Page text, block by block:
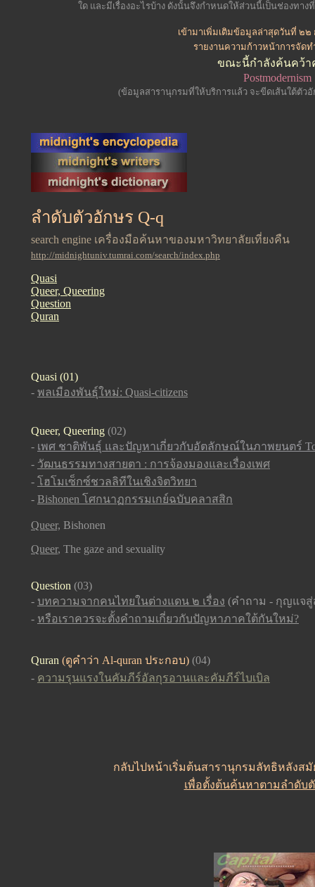
ใด และมีเรื่องอะไรบ้าง ดังนั้นจึงกำหนดให้ส่วนนี้เป็นช่องทาง
เข้ามาเพิ่มเติมข้อมูลล่าสุดวันที่ ๒๒
รายงานความก้าวหน้าการจัด
ขณะนี้กำลังค้นคว้า
Postmodernism
(ข้อมูลสารานุกรมที่ให้บริการแล้ว จะขีดเส้นใต้ตัว
ลำดับตัวอักษร Q-q
search engine เครื่องมือค้นหาของมหาวิทยาลัยเที่ยงคืน
http://midnightuniv.tumrai.com/search/index.php
Quasi
Queer, Queering
Question
Quran
Quasi (01)
- พลเมืองพันธุ์ใหม่: Quasi-citizens
Queer, Queering (02)
- เพศ ชาติพันธุ์ และปัญหาเกี่ยวกับอัตลักษณ์ในภาพยนตร์
- วัฒนธรรมทางสายตา : การจ้องมองและเรื่องเพศ
- โฮโมเซ็กซ์ชวลลิทีในเชิงจิตวิทยา
- Bishonen โศกนาฏกรรมเกย์ฉบับคลาสสิก
Queer, Bishonen
Queer, The gaze and sexuality
Question (03)
- บทความจากคนไทยในต่างแดน ๒ เรื่อง (คำถาม - กุญแจ
- หรือเราควรจะตั้งคำถามเกี่ยวกับปัญหาภาคใต้กันใหม่?
Quran (ดูคำว่า Al-quran ประกอบ) (04)
- ความรุนแรงในคัมภีร์อัลกุรอานและคัมภีร์ไบเบิล
กลับไปหน้าเริ่มต้นสารานุกรมลัทธิหลังสมั
เพื่อตั้งต้นค้นหาตามลำดับ